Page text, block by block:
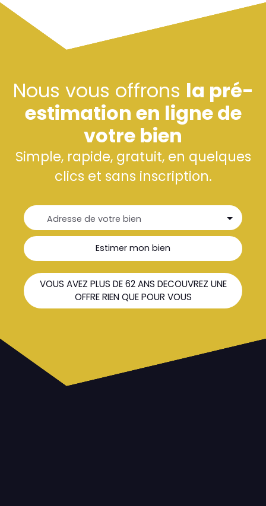
Nous vous offrons la pré-
estimation en ligne de
votre bien
Simple, rapide, gratuit, en quelques
clics et sans inscription.
Adresse de votre bien
Estimer mon bien
VOUS AVEZ PLUS DE 62 ANS DECOUVREZ UNE
OFFRE RIEN QUE POUR VOUS